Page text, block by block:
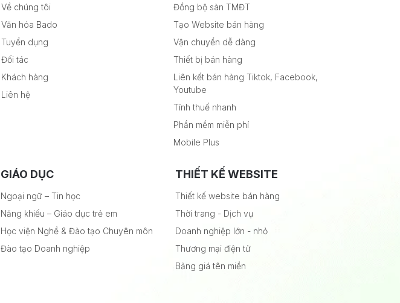
Về chúng tôi
Văn hóa Bado
Tuyển dụng
Đối tác
Khách hàng
Liên hệ
Đồng bộ sàn TMĐT
Tạo Website bán hàng
Vận chuyển dễ dàng
Thiết bị bán hàng
Liên kết bán hàng Tiktok, Facebook,
Youtube
Tính thuế nhanh
Phần mềm miễn phí
Mobile Plus
GIÁO DỤC
Ngoại ngữ – Tin học
Năng khiếu – Giáo dục trẻ em
Học viện Nghề & Đào tạo Chuyên môn
Đào tạo Doanh nghiệp
THIẾT KẾ WEBSITE
Thiết kế website bán hàng
Thời trang - Dịch vụ
Doanh nghiệp lớn - nhỏ
Thương mại điện tử
Bảng giá tên miền